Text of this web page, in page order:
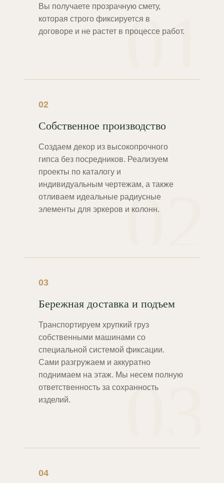
01
Вы получаете прозрачную смету,
которая строго фиксируется в
договоре и не растет в процессе работ.
02
02
Собственное производство
Создаем декор из высокопрочного
гипса без посредников. Реализуем
проекты по каталогу и
индивидуальным чертежам, а также
отливаем идеальные радиусные
элементы для эркеров и колонн.
03
03
Бережная доставка и подъем
Транспортируем хрупкий груз
собственными машинами со
специальной системой фиксации.
Сами разгружаем и аккуратно
поднимаем на этаж. Мы несем полную
ответственность за сохранность
изделий.
04